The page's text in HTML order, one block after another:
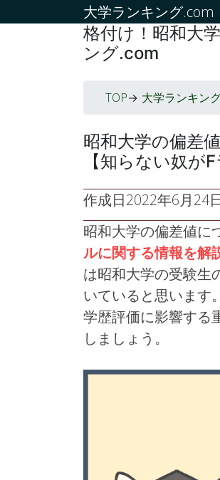
大学ランキング.com
格付け！昭和大
ング.com
TOP-> 大学ランキン
昭和大学の偏差
【知らない奴がF
作成日2022年6月24
昭和大学の偏差値に
ルに関する情報を解
は昭和大学の受験生
いていると思います
学歴評価に影響する
しましょう。